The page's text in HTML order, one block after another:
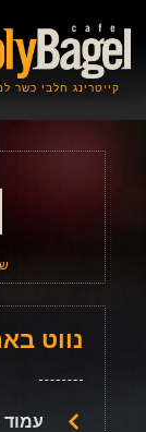
קייטרינג חלבי כשר
נווט